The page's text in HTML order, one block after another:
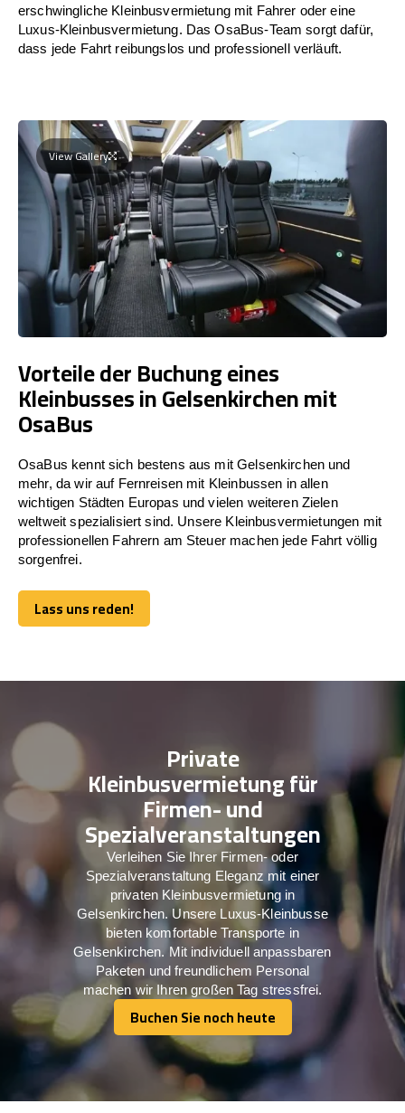
erschwingliche Kleinbusvermietung mit Fahrer oder eine
Luxus-Kleinbusvermietung. Das OsaBus-Team sorgt dafür,
dass jede Fahrt reibungslos und professionell verläuft.
View Gallery
Vorteile der Buchung eines
Kleinbusses in Gelsenkirchen mit
OsaBus
OsaBus kennt sich bestens aus mit Gelsenkirchen und
mehr, da wir auf Fernreisen mit Kleinbussen in allen
wichtigen Städten Europas und vielen weiteren Zielen
weltweit spezialisiert sind. Unsere Kleinbusvermietungen mit
professionellen Fahrern am Steuer machen jede Fahrt völlig
sorgenfrei.
Lass uns reden!
Lass uns reden!
Private
Kleinbusvermietung für
Firmen- und
Spezialveranstaltungen
Verleihen Sie Ihrer Firmen- oder
Spezialveranstaltung Eleganz mit einer
privaten Kleinbusvermietung in
Gelsenkirchen. Unsere Luxus-Kleinbusse
bieten komfortable Transporte in
Gelsenkirchen. Mit individuell anpassbaren
Paketen und freundlichem Personal
machen wir Ihren großen Tag stressfrei.
Buchen Sie noch heute
Buchen Sie noch heute